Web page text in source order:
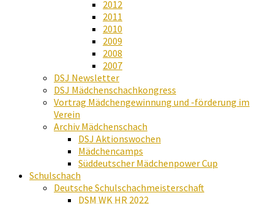
2012
2011
2010
2009
2008
2007
DSJ Newsletter
DSJ Mädchenschachkongress
Vortrag Mädchengewinnung und -förderung im
Verein
Archiv Mädchenschach
DSJ Aktionswochen
Mädchencamps
Süddeutscher Mädchenpower Cup
Schulschach
Deutsche Schulschachmeisterschaft
DSM WK HR 2022